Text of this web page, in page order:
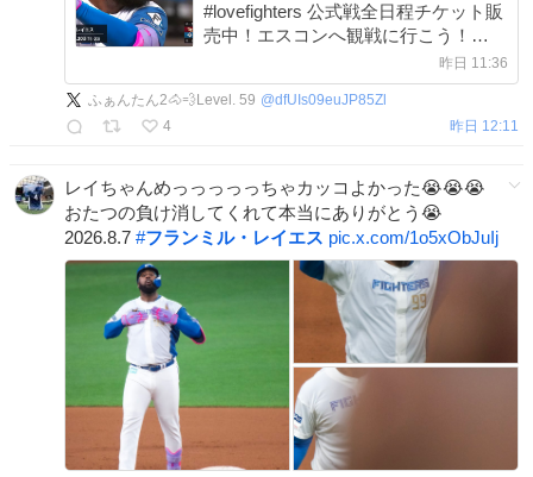
#lovefighters 公式戦全日程チケット販
売中！エスコンへ観戦に行こう！
ticket.fighters.co.jp/?utm_source=tw…
昨日 11:36
ふぁんたん2🐴💨Level. 59 @dfUIs09euJP85Zl
4
昨日 12:11
レイちゃんめっっっっっちゃカッコよかった😭😭😭
おたつの負け消してくれて本当にありがとう😭
2026.8.7 #フランミル・レイエス pic.x.com/1o5xObJuIj